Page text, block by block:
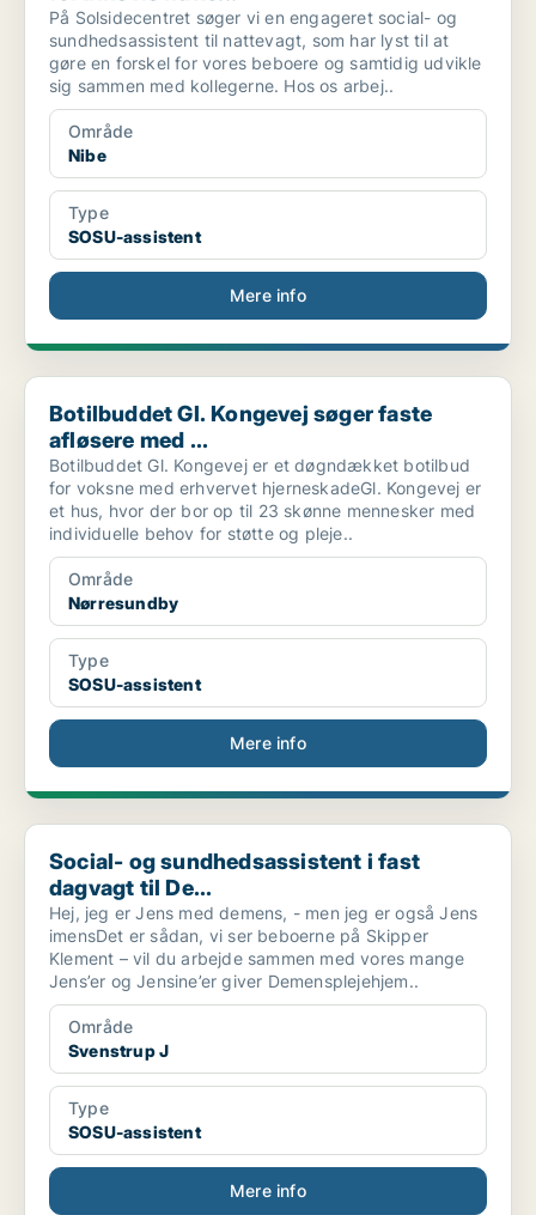
På Solsidecentret søger vi en engageret social- og
sundhedsassistent til nattevagt, som har lyst til at
gøre en forskel for vores beboere og samtidig udvikle
sig sammen med kollegerne. Hos os arbej..
Område
Nibe
Type
SOSU-assistent
Mere info
Botilbuddet Gl. Kongevej søger faste afløsere med ...
Botilbuddet Gl. Kongevej søger faste
afløsere med ...
Botilbuddet Gl. Kongevej er et døgndækket botilbud
for voksne med erhvervet hjerneskadeGl. Kongevej er
et hus, hvor der bor op til 23 skønne mennesker med
individuelle behov for støtte og pleje..
Område
Nørresundby
Type
SOSU-assistent
Mere info
Social- og sundhedsassistent i fast dagvagt til De...
Social- og sundhedsassistent i fast
dagvagt til De...
Hej, jeg er Jens med demens, - men jeg er også Jens
imensDet er sådan, vi ser beboerne på Skipper
Klement – vil du arbejde sammen med vores mange
Jens’er og Jensine’er giver Demensplejehjem..
Område
Svenstrup J
Type
SOSU-assistent
Mere info